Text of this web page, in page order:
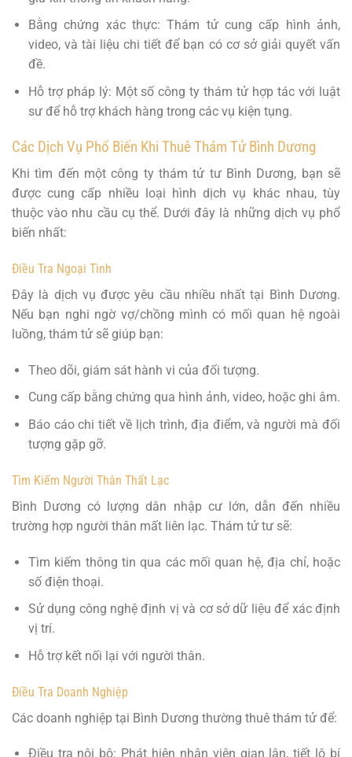
Bằng chứng xác thực: Thám tử cung cấp hình ảnh,
video, và tài liệu chi tiết để bạn có cơ sở giải quyết vấn
đề.
Hỗ trợ pháp lý: Một số công ty thám tử hợp tác với luật
sư để hỗ trợ khách hàng trong các vụ kiện tụng.
Các Dịch Vụ Phổ Biến Khi Thuê Thám Tử Bình Dương
Khi tìm đến một công ty thám tử tư Bình Dương, bạn sẽ
được cung cấp nhiều loại hình dịch vụ khác nhau, tùy
thuộc vào nhu cầu cụ thể. Dưới đây là những dịch vụ phổ
biến nhất:
Điều Tra Ngoại Tình
Đây là dịch vụ được yêu cầu nhiều nhất tại Bình Dương.
Nếu bạn nghi ngờ vợ/chồng mình có mối quan hệ ngoài
luồng, thám tử sẽ giúp bạn:
Theo dõi, giám sát hành vi của đối tượng.
Cung cấp bằng chứng qua hình ảnh, video, hoặc ghi âm.
Báo cáo chi tiết về lịch trình, địa điểm, và người mà đối
tượng gặp gỡ.
Tìm Kiếm Người Thân Thất Lạc
Bình Dương có lượng dân nhập cư lớn, dẫn đến nhiều
trường hợp người thân mất liên lạc. Thám tử tư sẽ:
Tìm kiếm thông tin qua các mối quan hệ, địa chỉ, hoặc
số điện thoại.
Sử dụng công nghệ định vị và cơ sở dữ liệu để xác định
vị trí.
Hỗ trợ kết nối lại với người thân.
Điều Tra Doanh Nghiệp
Các doanh nghiệp tại Bình Dương thường thuê thám tử để:
Điều tra nội bộ: Phát hiện nhân viên gian lận, tiết lộ bí